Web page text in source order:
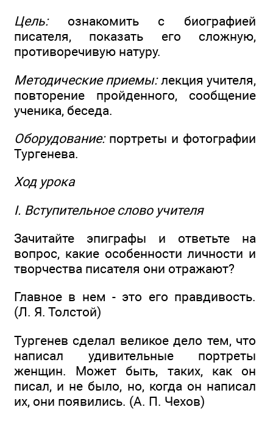
Цель:ознакомить с биографией
писателя, показать его сложную,
противоречивую натуру.
Методические приемы:лекция учителя,
повторение пройденного, сообщение
ученика, беседа.
Оборудование:портреты и фотографии
Тургенева.
Ход урока
I. Вступительное слово учителя
Зачитайте эпиграфы и ответьте на
вопрос, какие особенности личности и
творчества писателя они отражают?
Главное в нем - это его правдивость.
(Л. Я. Толстой)
Тургенев сделал великое дело тем, что
написал удивительные портреты
женщин. Может быть, таких, как он
писал, и не было, но, когда он написал
их, они появились. (А. П. Чехов)